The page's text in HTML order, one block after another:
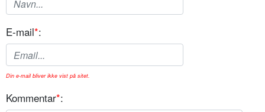
E-mail*:
Din e-mail bliver ikke vist på sitet.
Kommentar*: